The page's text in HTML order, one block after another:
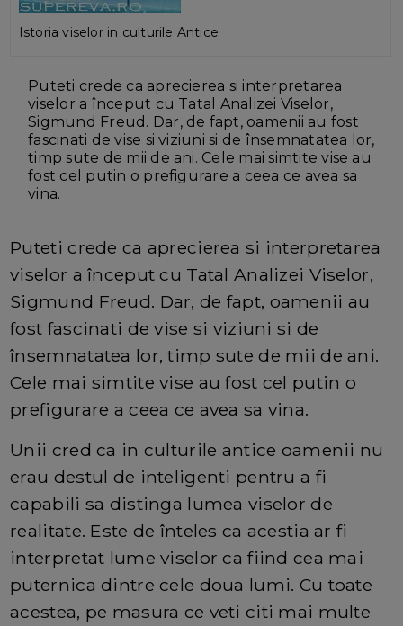
Istoria viselor in culturile Antice
Puteti crede ca aprecierea si interpretarea
viselor a început cu Tatal Analizei Viselor,
Sigmund Freud. Dar, de fapt, oamenii au fost
fascinati de vise si viziuni si de însemnatatea lor,
timp sute de mii de ani. Cele mai simtite vise au
fost cel putin o prefigurare a ceea ce avea sa
vina.
Puteti crede ca aprecierea si interpretarea
viselor a început cu Tatal Analizei Viselor,
Sigmund Freud. Dar, de fapt, oamenii au
fost fascinati de vise si viziuni si de
însemnatatea lor, timp sute de mii de ani.
Cele mai simtite vise au fost cel putin o
prefigurare a ceea ce avea sa vina.
Unii cred ca in culturile antice oamenii nu
erau destul de inteligenti pentru a fi
capabili sa distinga lumea viselor de
realitate. Este de înteles ca acestia ar fi
interpretat lume viselor ca fiind cea mai
puternica dintre cele doua lumi. Cu toate
acestea, pe masura ce veti citi mai multe